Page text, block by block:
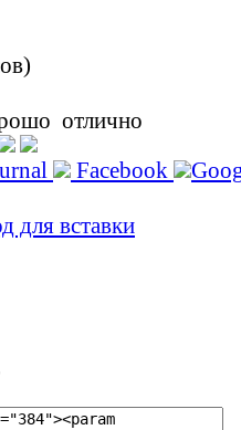
отлично
Facebook
для вставки